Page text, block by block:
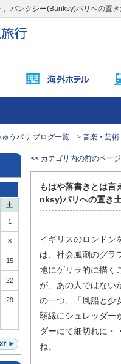
、バンクシー(Banksy)パリへの
ゅうパリ ブログ一覧 音楽・芸術
土
1
8
15
22
29
<< カテゴリ内の前のページ
もはや落書きとは言
nksy)パリへの置き
イギリスのロンドン
は、社会風刺のグラ
地にゲリラ的に描く
が、あの人ではない
の一つ、「風船と少
額縁にシュレッダー
ダーにて細切れに・
ね。